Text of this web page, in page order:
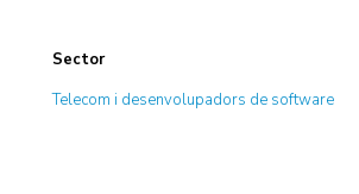
Sector
Telecom i desenvolupadors de software